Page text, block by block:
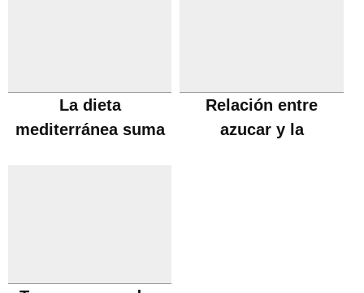
La dieta
mediterránea suma
Relación entre
azucar y la